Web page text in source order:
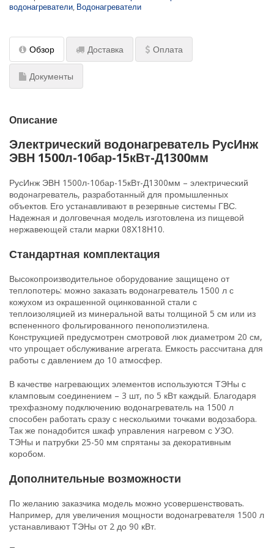
Промышленные водонагреватели для
многоквартирных домов
Водонагреватель для фитнесс-центра и ФОК
Схема подключения бойлера (водонагревателя) с
водонагреватели, Водонагреватели
Обзор Доставка Оплата
Документы
Описание
Электрический водонагреватель РусИнж
ЭВН 1500л-10бар-15кВт-Д1300мм
РусИнж ЭВН 1500л-10бар-15кВт-Д1300мм – электрический
водонагреватель, разработанный для промышленных
объектов. Его устанавливают в резервные системы ГВС.
Надежная и долговечная модель изготовлена из пищевой
нержавеющей стали марки 08Х18Н10.
Стандартная комплектация
Высокопроизводительное оборудование защищено от
теплопотерь: можно заказать водонагреватель 1500 л с
кожухом из окрашенной оцинкованной стали с
теплоизоляцией из минеральной ваты толщиной 5 см или из
вспененного фольгированного пенополиэтилена.
Конструкцией предусмотрен смотровой люк диаметром 20 см,
что упрощает обслуживание агрегата. Емкость рассчитана для
работы с давлением до 10 атмосфер.
В качестве нагревающих элементов используются ТЭНы с
кламповым соединением – 3 шт, по 5 кВт каждый. Благодаря
трехфазному подключению водонагреватель на 1500 л
способен работать сразу с несколькими точками водозабора.
Так же понадобится шкаф управления нагревом с УЗО.
ТЭНы и патрубки 25-50 мм спрятаны за декоративным
коробом.
Дополнительные возможности
По желанию заказчика модель можно усовершенствовать.
Например, для увеличения мощности водонагревателя 1500 л
устанавливают ТЭНы от 2 до 90 кВт.